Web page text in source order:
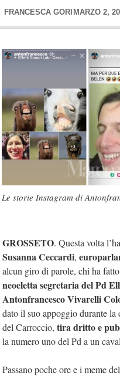
FRANCESCA GORI MARZO 2,
Le storie Instagram di
GROSSETO. Questa volta
Susanna Ceccardi,
alcun giro di parole, chi ha
neoeletta segretaria del Pd
Antonfrancesco Vivarelli
dato il suo appoggio durante la
del Carroccio, tira dritto e
la numero uno del Pd a un
Passano poche ore e i meme